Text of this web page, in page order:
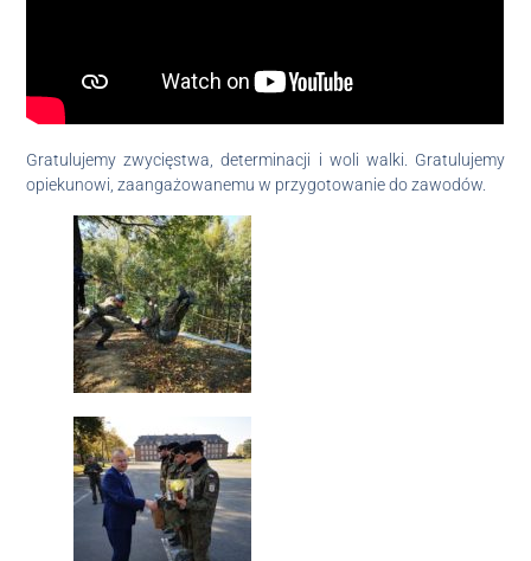
Gratulujemy zwycięstwa, determinacji i woli walki. Gratulujemy
opiekunowi, zaangażowanemu w przygotowanie do zawodów.